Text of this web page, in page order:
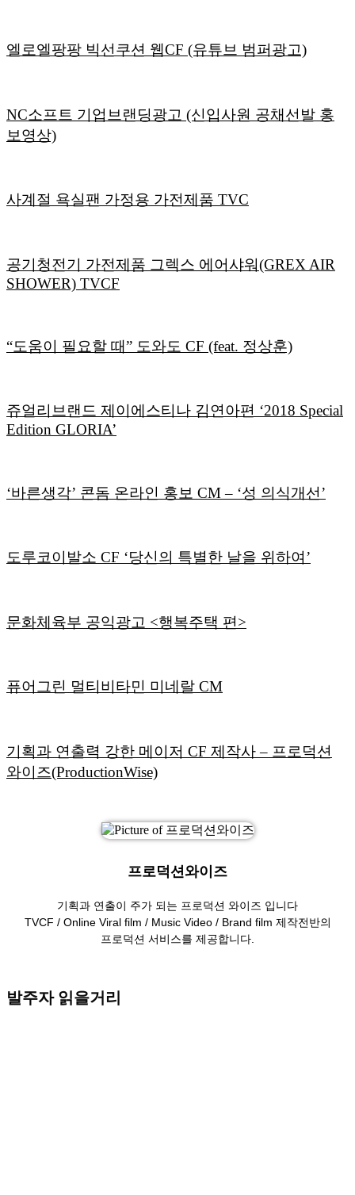
엘로엘팡팡 빅선쿠션 웹CF (유튜브 범퍼광고)
NC소프트 기업브랜딩광고 (신입사원 공채선발 홍
보영상)
사계절 욕실팬 가정용 가전제품 TVC
공기청전기 가전제품 그렉스 에어샤워(GREX AIR
SHOWER) TVCF
“도움이 필요할 때” 도와도 CF (feat. 정상훈)
쥬얼리브랜드 제이에스티나 김연아편 ‘2018 Special
Edition GLORIA’
‘바른생각’ 콘돔 온라인 홍보 CM – ‘성 의식개선’
도루코이발소 CF ‘당신의 특별한 날을 위하여’
문화체육부 공익광고 <행복주택 편>
퓨어그린 멀티비타민 미네랄 CM
기획과 연출력 강한 메이저 CF 제작사 – 프로덕션
와이즈(ProductionWise)
프로덕션와이즈
기획과 연출이 주가 되는 프로덕션 와이즈 입니다
TVCF / Online Viral film / Music Video / Brand film 제작전반의
프로덕션 서비스를 제공합니다.
발주자 읽을거리